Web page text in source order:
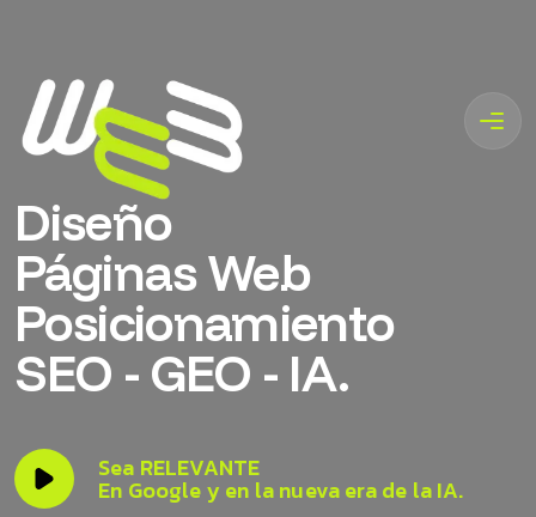
Diseño
Páginas Web
Posicionamiento
SEO - GEO - IA.
Sea RELEVANTE
En Google y en la nueva era de la IA.